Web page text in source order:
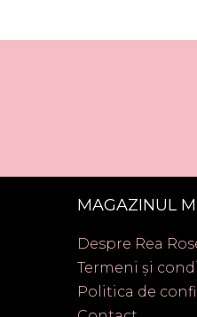
MAGAZINUL
Despre Rea
Termeni și
Politica de